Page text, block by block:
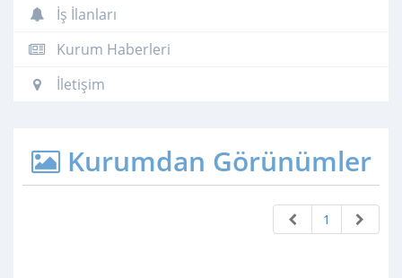
İş İlanları
Kurum Haberleri
İletişim
Kurumdan Görünümler
1